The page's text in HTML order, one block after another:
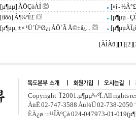
[µ¶µµ] ÃÖÇöÀÍ
[»î -
[ìíõó] Á¶¼ºÈ£
[µ¶µµ -
[µ¶µµ, ±× ¹Ù´Ù¹Ø¿¡ ÀÖ´Â Å©±â¿...
[ÀÌÀü][1][2][
Copyright ¨Ï 2001.µ¶µµº»ºÎ. All rights
ÀüÈ­ 02-747-3588 Àü¼Û 02-738-2050
ÈÄ¿ø :±¹¹ÎÀºÇà 024-047973-01-